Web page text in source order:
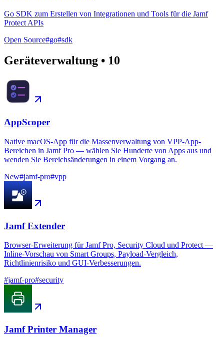
Go SDK zum Erstellen von Integrationen und Tools für die Jamf
Protect APIs
Open Source#go#sdk
Geräteverwaltung • 10
AppScoper
Native macOS-App für die Massenverwaltung von VPP-App-
Bereichen in Jamf Pro — wählen Sie Hunderte von Apps aus und
wenden Sie Bereichsänderungen in einem Vorgang an.
New#jamf-pro#vpp
Jamf Extender
Browser-Erweiterung für Jamf Pro, Security Cloud und Protect —
Inline-Vorschau von Smart Groups, Payload-Vergleich,
Richtlinienrisiko und GUI-Verbesserungen.
#jamf-pro#security
Jamf Printer Manager